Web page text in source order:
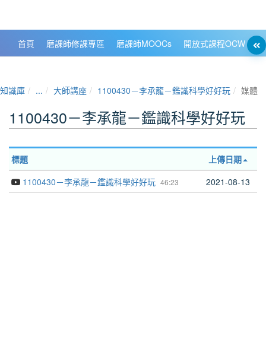
首頁 磨課師修課專區 磨課師MOOCs 開放式課程OCW
知識庫 ... 大師講座 1100430－李承龍－鑑識科學好好玩 媒體
1100430－李承龍－鑑識科學好好玩
標題 上傳日期
46:23
1100430－李承龍－鑑識科學好好玩 2021-08-13